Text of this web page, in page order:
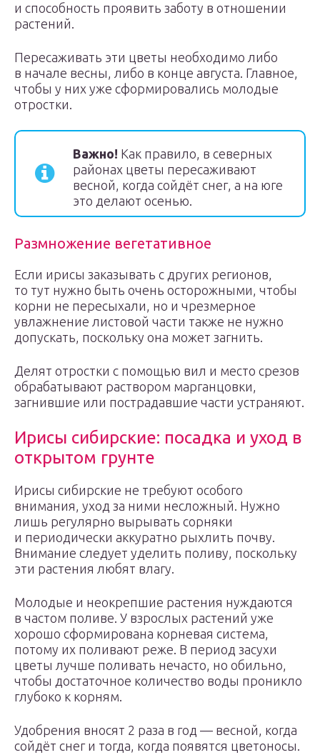
и способность проявить заботу в отношении
растений.
Пересаживать эти цветы необходимо либо
в начале весны, либо в конце августа. Главное,
чтобы у них уже сформировались молодые
отростки.
Важно! Как правило, в северных
районах цветы пересаживают
весной, когда сойдёт снег, а на юге
это делают осенью.
Размножение вегетативное
Если ирисы заказывать с других регионов,
то тут нужно быть очень осторожными, чтобы
корни не пересыхали, но и чрезмерное
увлажнение листовой части также не нужно
допускать, поскольку она может загнить.
Делят отростки с помощью вил и место срезов
обрабатывают раствором марганцовки,
загнившие или пострадавшие части устраняют.
Ирисы сибирские: посадка и уход в
открытом грунте
Ирисы сибирские не требуют особого
внимания, уход за ними несложный. Нужно
лишь регулярно вырывать сорняки
и периодически аккуратно рыхлить почву.
Внимание следует уделить поливу, поскольку
эти растения любят влагу.
Молодые и неокрепшие растения нуждаются
в частом поливе. У взрослых растений уже
хорошо сформирована корневая система,
потому их поливают реже. В период засухи
цветы лучше поливать нечасто, но обильно,
чтобы достаточное количество воды проникло
глубоко к корням.
Удобрения вносят 2 раза в год — весной, когда
сойдёт снег и тогда, когда появятся цветоносы.